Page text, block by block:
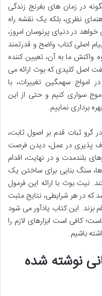
در زمان های بغرنج زندگی
نظری، بلکه یک نقشه راه
در دنیای پرنوسان امروز،
اصلی کتاب واضح و قدرتمند
واکنش ما به آن، تعیین کننده
اصل کلیدی که بوث ارائه می
سهمگین تغییرات، با
سواری کنیم و حتی از این
برداری نماییم.
گرو ثبات قدم بر اصول ثابت،
پذیری در عمل، دیدن فرصت
بلندمدت و در نهایت، اقدام
سنگ بنایی برای ساختن یک
نیت بوث با ارائه این فرمول
که در هر شرایطی، نتایج مثبت
بزند. این کتاب یادآور می شود
کافی است ابزارهای لازم را
باشیم.
نوشته شده